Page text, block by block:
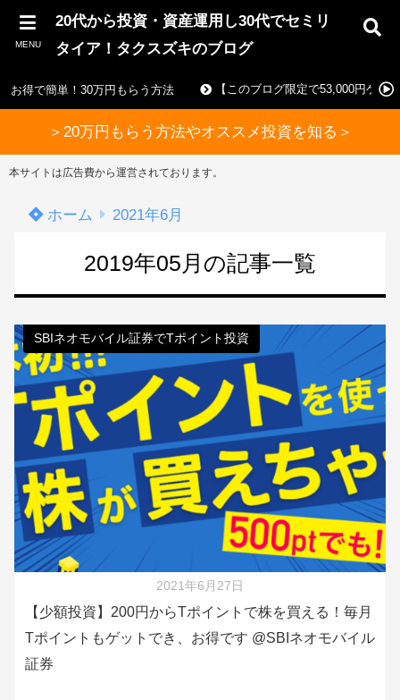
MENU
20代から投資・資産運用し30代でセミリ
タイア！タクスズキのブログ
お得で簡単！30万円もらう方法 【このブログ限定で53,000円ゲッ
＞20万円もらう方法やオススメ投資を知る＞
本サイトは広告費から運営されております。
ホーム 2021年6月
2019年05月の記事一覧
SBIネオモバイル証券でTポイント投資
2021年6月27日
【少額投資】200円からTポイントで株を買える！毎月
Tポイントもゲットでき、お得です @SBIネオモバイル
証券